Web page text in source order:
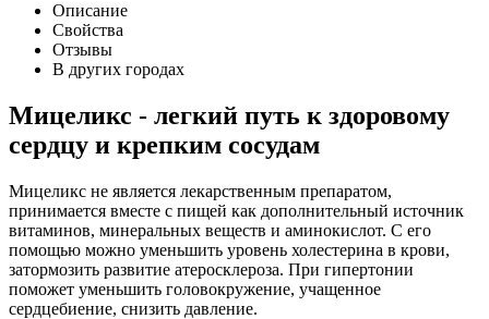
Описание
Свойства
Отзывы
В других городах
Мицеликс - легкий путь к здоровому
сердцу и крепким сосудам
Мицеликс не является лекарственным препаратом,
принимается вместе с пищей как дополнительный источник
витаминов, минеральных веществ и аминокислот. С его
помощью можно уменьшить уровень холестерина в крови,
затормозить развитие атеросклероза. При гипертонии
поможет уменьшить головокружение, учащенное
сердцебиение, снизить давление.